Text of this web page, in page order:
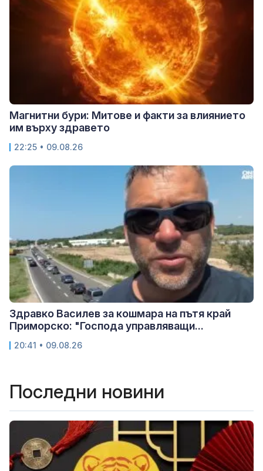
Магнитни бури: Митове и факти за влиянието
им върху здравето
22:25 • 09.08.26
Здравко Василев за кошмара на пътя край
Приморско: "Господа управляващи...
20:41 • 09.08.26
Последни новини